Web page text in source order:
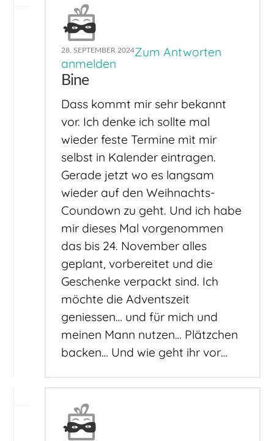
28. SEPTEMBER 2024Zum Antworten
anmelden
Bine
Dass kommt mir sehr bekannt
vor. Ich denke ich sollte mal
wieder feste Termine mit mir
selbst in Kalender eintragen.
Gerade jetzt wo es langsam
wieder auf den Weihnachts-
Coundown zu geht. Und ich habe
mir dieses Mal vorgenommen
das bis 24. November alles
geplant, vorbereitet und die
Geschenke verpackt sind. Ich
möchte die Adventszeit
geniessen… und für mich und
meinen Mann nutzen… Plätzchen
backen… Und wie geht ihr vor…